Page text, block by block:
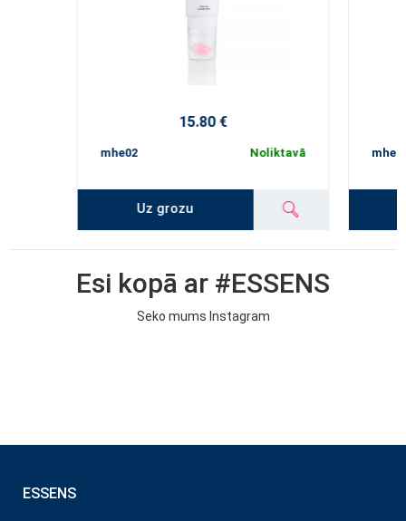
15.80 €
mhe02 Noliktavā
Uz grozu
Esi kopā ar #ESSENS
Seko mums Instagram
ESSENS